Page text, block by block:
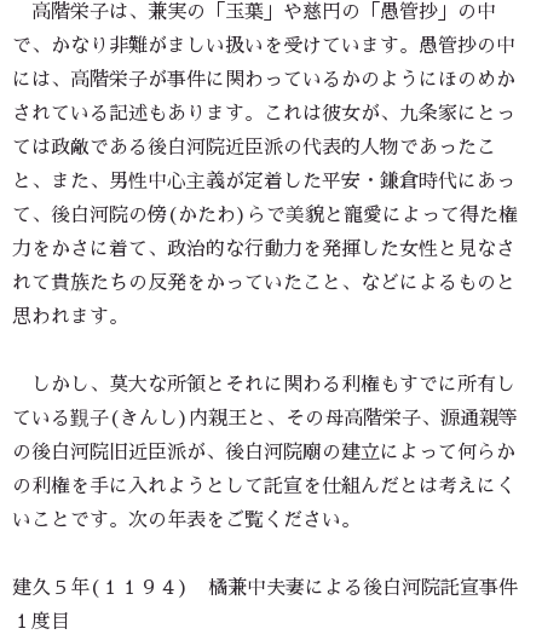
高階栄子は、兼実の「玉葉」や慈円の「愚管抄」の中
で、かなり非難がましい扱いを受けています。愚管抄の中
には、高階栄子が事件に関わっているかのようにほのめか
されている記述もあります。これは彼女が、九条家にとっ
ては政敵である後白河院近臣派の代表的人物であったこ
と、また、男性中心主義が定着した平安・鎌倉時代にあっ
て、後白河院の傍(かたわ)らで美貌と寵愛によって得た権
力をかさに着て、政治的な行動力を発揮した女性と見なさ
れて貴族たちの反発をかっていたこと、などによるものと
思われます。
しかし、莫大な所領とそれに関わる利権もすでに所有し
ている覲子(きんし)内親王と、その母高階栄子、源通親等
の後白河院旧近臣派が、後白河院廟の建立によって何らか
の利権を手に入れようとして託宣を仕組んだとは考えにく
いことです。次の年表をご覧ください。
建久５年(１１９４) 橘兼中夫妻による後白河院託宣事件
１度目